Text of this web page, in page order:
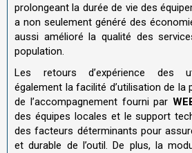
prolongeant la durée de vie des
a non seulement généré des
aussi amélioré la qualité des
population.
Les retours d’expérience des
également la facilité d’utilisation de la
de l’accompagnement fourni par
des équipes locales et le support
des facteurs déterminants pour
et durable de l’outil. De plus, la